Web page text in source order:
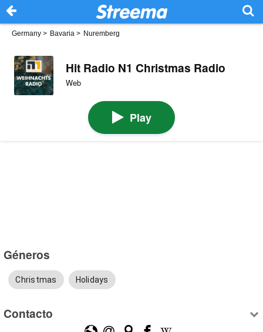
Germany > Bavaria > Nuremberg
Hit Radio N1 Christmas Radio
Web
Play
Géneros
Christmas Holidays
Contacto